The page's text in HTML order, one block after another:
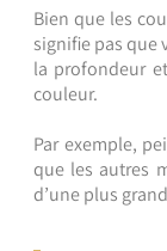
Bien que les
signifie pas que
la profondeur
couleur.
Par exemple,
que les autres
d’une plus